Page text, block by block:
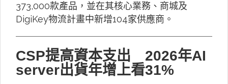
373,000款產品，並在其核心業務、商城及
DigiKey物流計畫中新增104家供應商。
CSP提高資本支出 2026年AI
server出貨年增上看31%